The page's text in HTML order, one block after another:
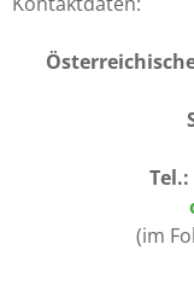
Tel.:
(im